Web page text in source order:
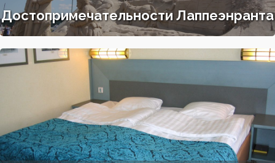
Достопримечательности Лаппеэнранта